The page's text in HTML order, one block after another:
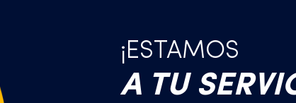
¡ESTAMOS
A TU